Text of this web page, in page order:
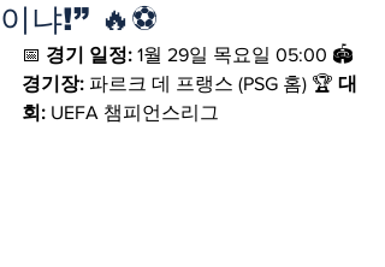
이냐!” 🔥⚽️
📅 경기 일정: 1월 29일 목요일 05:00 🏟
경기장: 파르크 데 프랭스 (PSG 홈) 🏆 대
회: UEFA 챔피언스리그